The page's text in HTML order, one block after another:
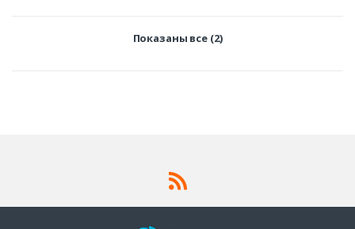
Показаны все (2)